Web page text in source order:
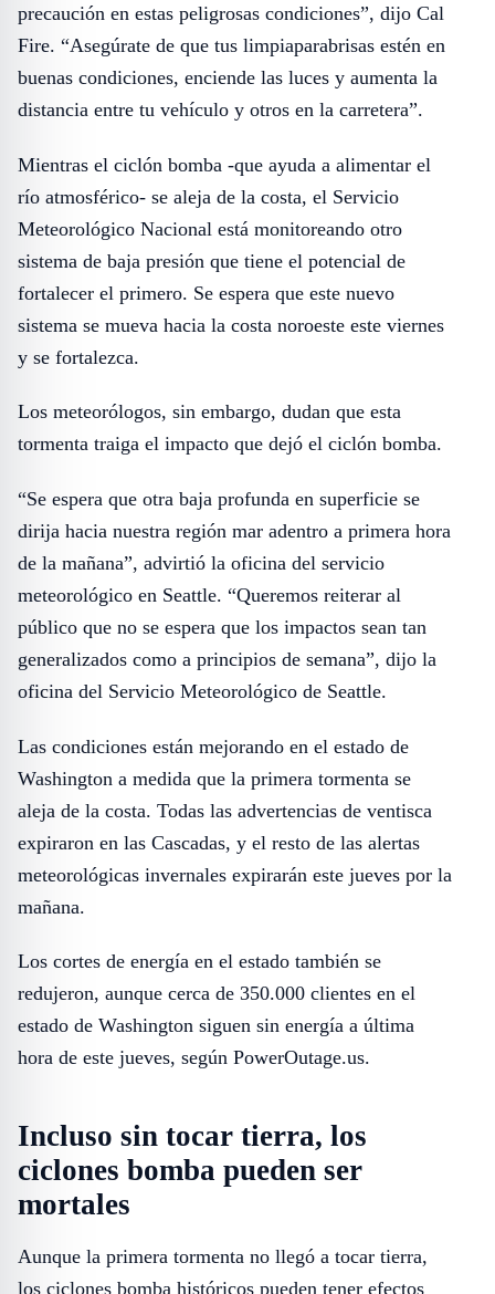
precaución en estas peligrosas condiciones”, dijo Cal
Fire. “Asegúrate de que tus limpiaparabrisas estén en
buenas condiciones, enciende las luces y aumenta la
distancia entre tu vehículo y otros en la carretera”.
Mientras el ciclón bomba -que ayuda a alimentar el
río atmosférico- se aleja de la costa, el Servicio
Meteorológico Nacional está monitoreando otro
sistema de baja presión que tiene el potencial de
fortalecer el primero. Se espera que este nuevo
sistema se mueva hacia la costa noroeste este viernes
y se fortalezca.
Los meteorólogos, sin embargo, dudan que esta
tormenta traiga el impacto que dejó el ciclón bomba.
“Se espera que otra baja profunda en superficie se
dirija hacia nuestra región mar adentro a primera hora
de la mañana”, advirtió la oficina del servicio
meteorológico en Seattle. “Queremos reiterar al
público que no se espera que los impactos sean tan
generalizados como a principios de semana”, dijo la
oficina del Servicio Meteorológico de Seattle.
Las condiciones están mejorando en el estado de
Washington a medida que la primera tormenta se
aleja de la costa. Todas las advertencias de ventisca
expiraron en las Cascadas, y el resto de las alertas
meteorológicas invernales expirarán este jueves por la
mañana.
Los cortes de energía en el estado también se
redujeron, aunque cerca de 350.000 clientes en el
estado de Washington siguen sin energía a última
hora de este jueves, según PowerOutage.us.
Incluso sin tocar tierra, los
ciclones bomba pueden ser
mortales
Aunque la primera tormenta no llegó a tocar tierra,
los ciclones bomba históricos pueden tener efectos